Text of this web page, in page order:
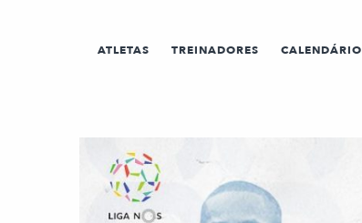
ATLETAS TREINADORES CALENDÁRIO